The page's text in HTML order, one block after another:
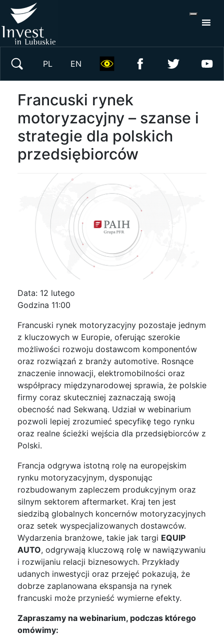
PL EN
Francuski rynek
motoryzacyjny – szanse i
strategie dla polskich
przedsiębiorców
Data: 12 lutego
Godzina 11:00
Francuski rynek motoryzacyjny pozostaje jednym
z kluczowych w Europie, oferując szerokie
możliwości rozwoju dostawcom komponentów
oraz rozwiązań z branży automotive. Rosnące
znaczenie innowacji, elektromobilności oraz
współpracy międzynarodowej sprawia, że polskie
firmy coraz skuteczniej zaznaczają swoją
obecność nad Sekwaną. Udział w webinarium
pozwoli lepiej zrozumieć specyfikę tego rynku
oraz realne ścieżki wejścia dla przedsiębiorców z
Polski.
Francja odgrywa istotną rolę na europejskim
rynku motoryzacyjnym, dysponując
rozbudowanym zapleczem produkcyjnym oraz
silnym sektorem aftermarket. Kraj ten jest
siedzibą globalnych koncernów motoryzacyjnych
oraz setek wyspecjalizowanych dostawców.
Wydarzenia branżowe, takie jak targi EQUIP
AUTO, odgrywają kluczową rolę w nawiązywaniu
i rozwijaniu relacji biznesowych. Przykłady
udanych inwestycji oraz przejęć pokazują, że
dobrze zaplanowana ekspansja na rynek
francuski może przynieść wymierne efekty.
Zapraszamy na webinarium, podczas którego
omówimy:
Wyszukaj w serwisie